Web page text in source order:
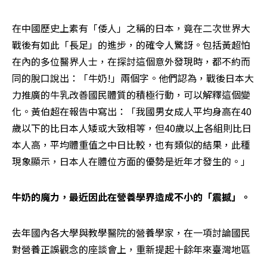
在中國歷史上素有「倭人」之稱的日本，竟在二次世界大
戰後有如此「長足」的進步，的確令人驚訝。包括黃超怕
在內的多位醫界人士，在探討這個意外發現時，都不約而
同的脫口說出：「牛奶!」兩個字。他們認為，戰後日本大
力推廣的牛乳改善國民體質的積極行動，可以解釋這個變
化。黃伯超在報告中寫出：「我國男女成人平均身高在40
歲以下的比日本人矮或大致相等，但40歲以上各組則比日
本人高，平均體重值之中日比較，也有類似的結果，此種
現象顯示，日本人在體位方面的優勢是近年才發生的。」
牛奶的魔力，最近因此在營養學界造成不小的「震撼」。
去年國內各大學與教學醫院的營養學家，在一項討論國民
對營養正誤觀念的座談會上，重新提起十餘年來臺灣地區